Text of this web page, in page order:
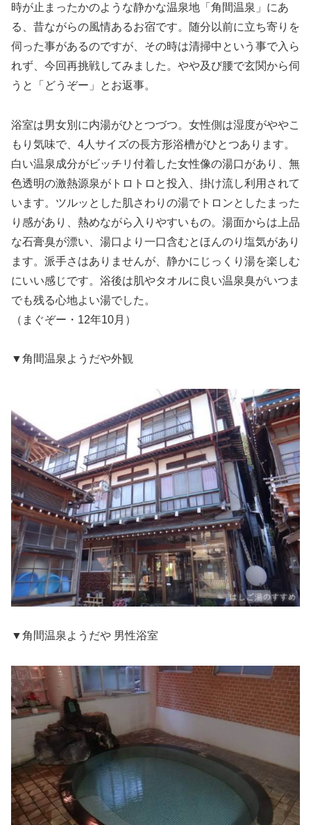
時が止まったかのような静かな温泉地「角間温泉」にあ
る、昔ながらの風情あるお宿です。随分以前に立ち寄りを
伺った事があるのですが、その時は清掃中という事で入ら
れず、今回再挑戦してみました。やや及び腰で玄関から伺
うと「どうぞー」とお返事。
浴室は男女別に内湯がひとつづつ。女性側は湿度がややこ
もり気味で、4人サイズの長方形浴槽がひとつあります。
白い温泉成分がビッチリ付着した女性像の湯口があり、無
色透明の激熱源泉がトロトロと投入、掛け流し利用されて
います。ツルッとした肌さわりの湯でトロンとしたまった
り感があり、熱めながら入りやすいもの。湯面からは上品
な石膏臭が漂い、湯口より一口含むとほんのり塩気があり
ます。派手さはありませんが、静かにじっくり湯を楽しむ
にいい感じです。浴後は肌やタオルに良い温泉臭がいつま
でも残る心地よい湯でした。
（まぐぞー・12年10月）
▼角間温泉ようだや外観
▼角間温泉ようだや 男性浴室